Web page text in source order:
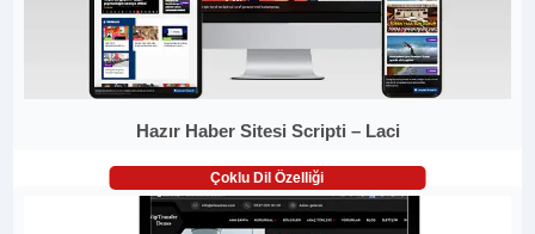
Hazır Haber Sitesi Scripti – Laci
Çoklu Dil Özelliği